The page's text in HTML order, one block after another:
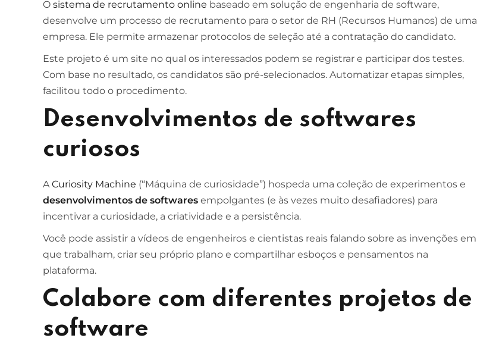
O sistema de recrutamento online baseado em solução de engenharia de software,
desenvolve um processo de recrutamento para o setor de RH (Recursos Humanos) de uma
empresa. Ele permite armazenar protocolos de seleção até a contratação do candidato.
Este projeto é um site no qual os interessados podem se registrar e participar dos testes.
Com base no resultado, os candidatos são pré-selecionados. Automatizar etapas simples,
facilitou todo o procedimento.
Desenvolvimentos de softwares
curiosos
ACuriosity Machine (“Máquina de curiosidade”) hospeda uma coleção de experimentos e
desenvolvimentos de softwares empolgantes (e às vezes muito desafiadores) para
incentivar a curiosidade, a criatividade e a persistência.
Você pode assistir a vídeos de engenheiros e cientistas reais falando sobre as invenções em
que trabalham, criar seu próprio plano e compartilhar esboços e pensamentos na
plataforma.
Colabore com diferentes projetos de
software